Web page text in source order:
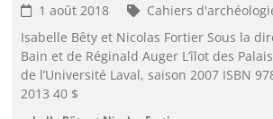
1 août 2018
Cahiers
Isabelle Bêty et Nicolas Fortier Sous la
Bain et de Réginald Auger L’îlot des
de l’Université Laval, saison 2007 ISBN
2013 40 $